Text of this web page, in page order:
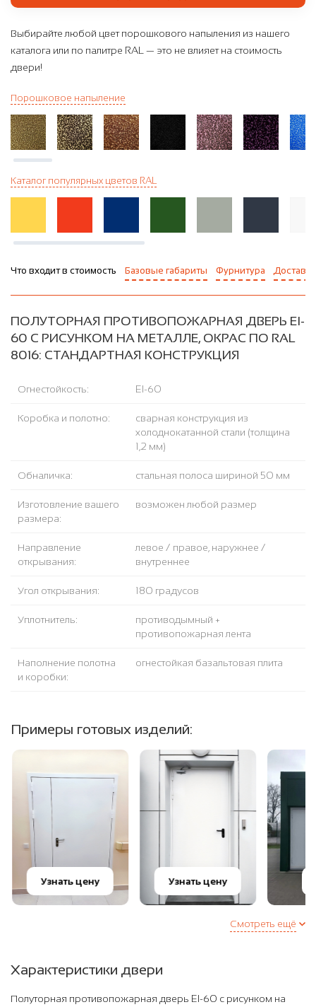
Выбирайте любой цвет порошкового напыления из нашего
каталога или по палитре RAL — это не влияет на стоимость
двери!
Порошковое напыление
Каталог популярных цветов RAL
Что входит в стоимость Базовые габариты Фурнитура Доставка
ПОЛУТОРНАЯ ПРОТИВОПОЖАРНАЯ ДВЕРЬ EI-
60 С РИСУНКОМ НА МЕТАЛЛЕ, ОКРАС ПО RAL
8016: СТАНДАРТНАЯ КОНСТРУКЦИЯ
Огнестойкость: EI-60
Коробка и полотно:
сварная конструкция из
холоднокатанной стали (толщина
1,2 мм)
Обналичка: стальная полоса шириной 50 мм
Изготовление вашего
размера:
возможен любой размер
Направление
открывания:
левое / правое, наружнее /
внутреннее
Угол открывания: 180 градусов
Уплотнитель:
противодымный +
противопожарная лента
Наполнение полотна
и коробки:
огнестойкая базальтовая плита
Примеры готовых изделий:
Узнать цену Узнать цену
Смотреть ещё
Характеристики двери
Полуторная противопожарная дверь EI-60 с рисунком на